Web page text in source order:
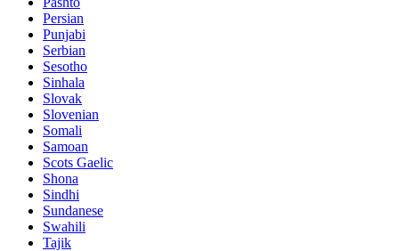
Persian
Punjabi
Serbian
Sesotho
Sinhala
Slovak
Slovenian
Somali
Samoan
Scots Gaelic
Shona
Sindhi
Sundanese
Swahili
Tajik